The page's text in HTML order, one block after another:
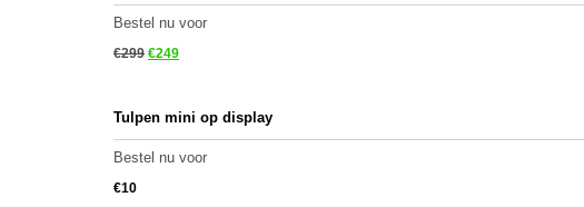
Bestel nu voor
€299 €249
Tulpen mini op display
Bestel nu voor
€10